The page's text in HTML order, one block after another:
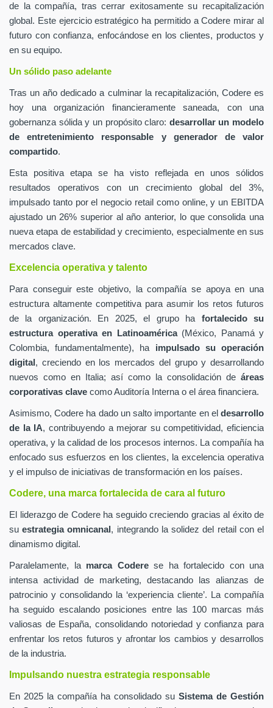
de la compañía, tras cerrar exitosamente su recapitalización
global. Este ejercicio estratégico ha permitido a Codere mirar al
futuro con confianza, enfocándose en los clientes, productos y
en su equipo.
Un sólido paso adelante
Tras un año dedicado a culminar la recapitalización, Codere es
hoy una organización financieramente saneada, con una
gobernanza sólida y un propósito claro: desarrollar un modelo
de entretenimiento responsable y generador de valor
compartido.
Esta positiva etapa se ha visto reflejada en unos sólidos
resultados operativos con un crecimiento global del 3%,
impulsado tanto por el negocio retail como online, y un EBITDA
ajustado un 26% superior al año anterior, lo que consolida una
nueva etapa de estabilidad y crecimiento, especialmente en sus
mercados clave.
Excelencia operativa y talento
Para conseguir este objetivo, la compañía se apoya en una
estructura altamente competitiva para asumir los retos futuros
de la organización. En 2025, el grupo ha fortalecido su
estructura operativa en Latinoamérica(México, Panamá y
Colombia, fundamentalmente), ha impulsado su operación
digital , creciendo en los mercados del grupo y desarrollando
nuevos como en Italia; así como la consolidación de áreas
corporativas clave como Auditoría Interna o el área financiera.
Asimismo, Codere ha dado un salto importante en el desarrollo
de la IA, contribuyendo a mejorar su competitividad, eficiencia
operativa, y la calidad de los procesos internos. La compañía ha
enfocado sus esfuerzos en los clientes, la excelencia operativa
y el impulso de iniciativas de transformación en los países.
Codere, una marca fortalecida de cara al futuro
El liderazgo de Codere ha seguido creciendo gracias al éxito de
suestrategia omnicanal , integrando la solidez del retail con el
dinamismo digital.
Paralelamente, la marca Coderese ha fortalecido con una
intensa actividad de marketing, destacando las alianzas de
patrocinio y consolidando la ‘experiencia cliente’. La compañía
ha seguido escalando posiciones entre las 100 marcas más
valiosas de España, consolidando notoriedad y confianza para
enfrentar los retos futuros y afrontar los cambios y desarrollos
de la industria.
Impulsando nuestra estrategia responsable
En 2025 la compañía ha consolidado su Sistema de Gestión